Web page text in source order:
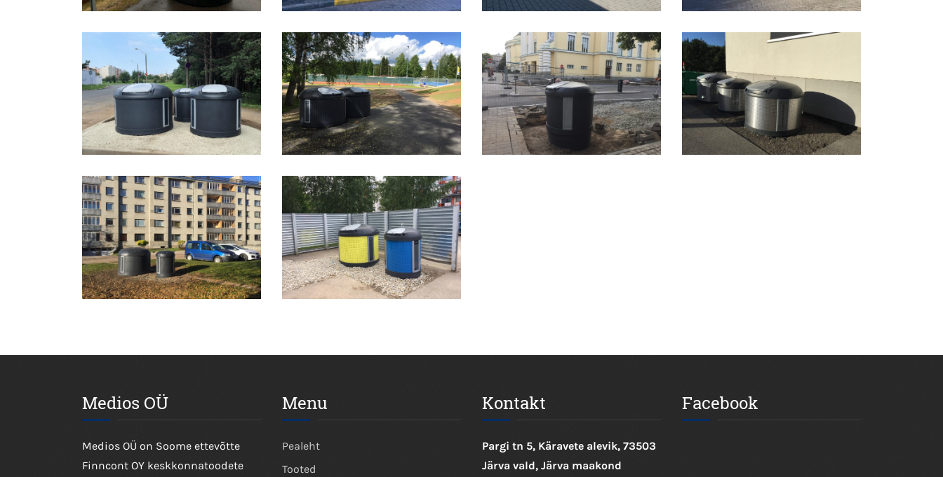
Medios OÜ
Medios OÜ on Soome ettevõtte
Finncont OY keskkonnatoodete
Menu
Pealeht
Tooted
Kontakt
Pargi tn 5, Käravete alevik, 73503
Järva vald, Järva maakond
Facebook